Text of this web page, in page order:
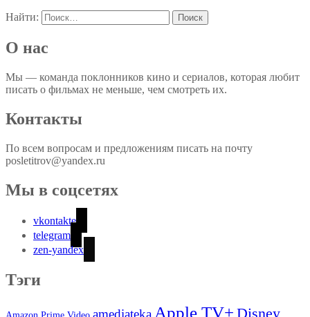
Найти:
О нас
Мы — команда поклонников кино и сериалов, которая любит
писать о фильмах не меньше, чем смотреть их.
Контакты
По всем вопросам и предложениям писать на почту
posletitrov@yandex.ru
Мы в соцсетях
vkontakte
telegram
zen-yandex
Тэги
Amazon Prime Video amediateka Apple TV+ Disney